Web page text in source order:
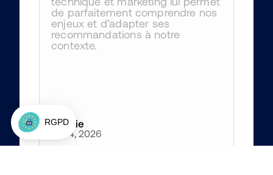
de parfaitement comprendre nos
enjeux et d’adapter ses
recommandations à notre
contexte.
Amélie
Jun 4, 2026